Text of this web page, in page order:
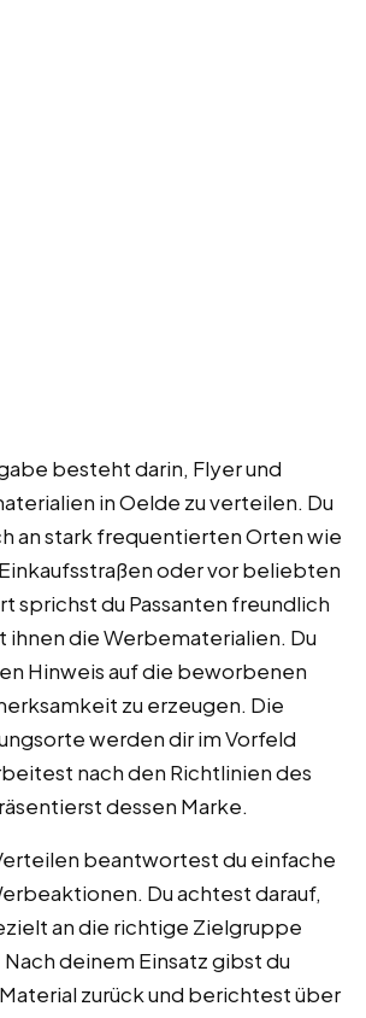
besteht darin, Flyer und
in Oelde zu verteilen. Du
an stark frequentierten Orten wie
oder vor beliebten
sprichst du Passanten freundlich
ihnen die Werbematerialien. Du
Hinweis auf die beworbenen
zu erzeugen. Die
werden dir im Vorfeld
nach den Richtlinien des
dessen Marke.
beantwortest du einfache
Du achtest darauf,
an die richtige Zielgruppe
deinem Einsatz gibst du
zurück und berichtest über